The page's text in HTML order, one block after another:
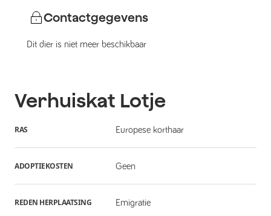
Contactgegevens
Dit dier is niet meer beschikbaar
Verhuiskat Lotje
RAS Europese korthaar
ADOPTIEKOSTEN Geen
REDEN HERPLAATSING Emigratie